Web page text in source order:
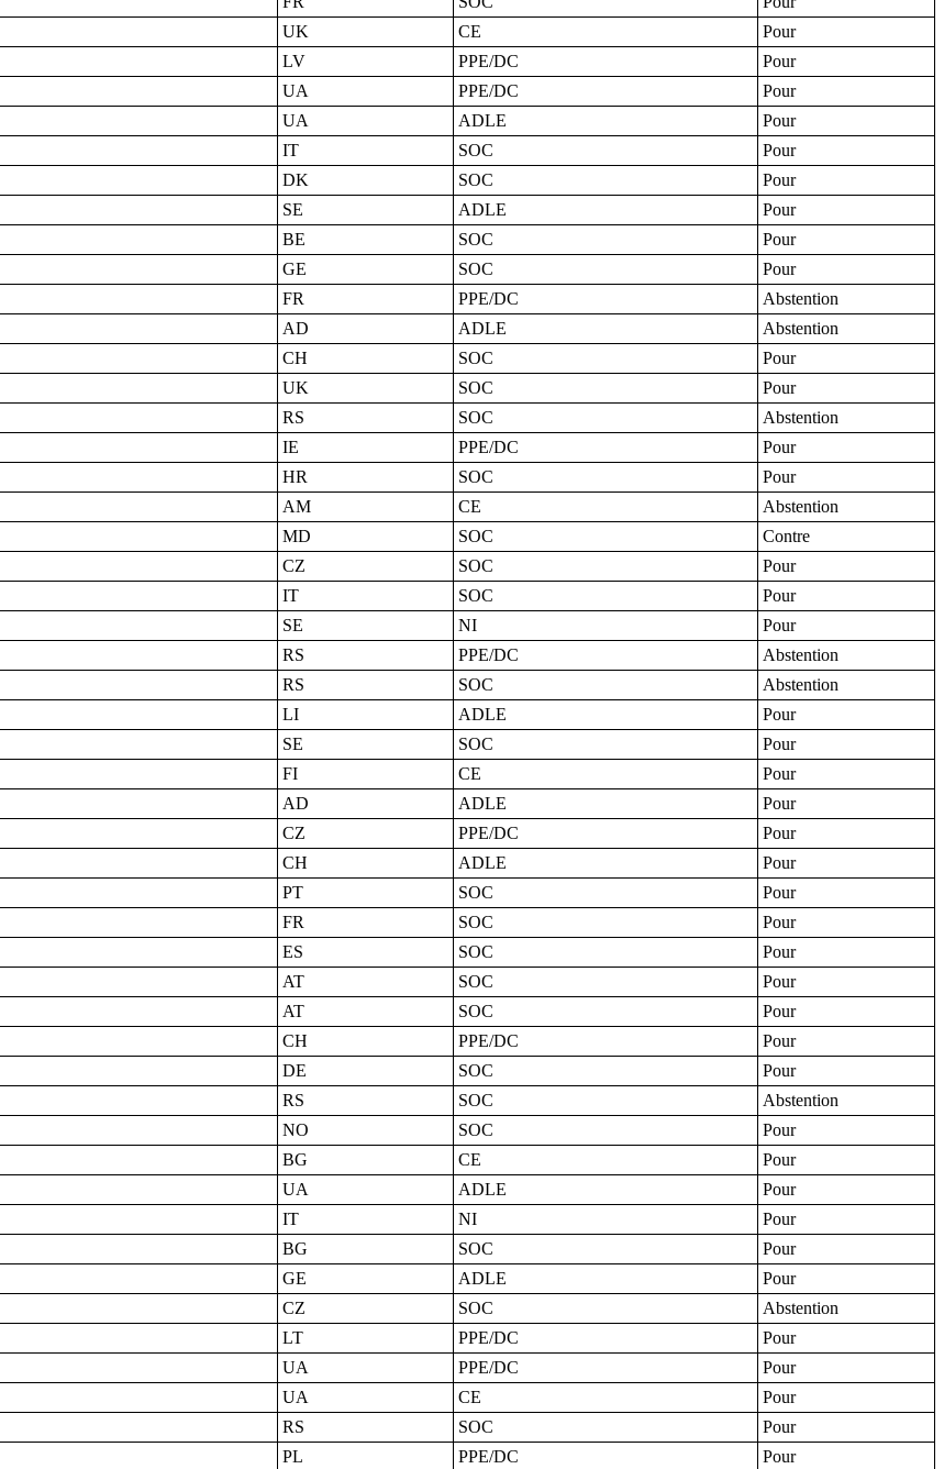
UK CE
Pour
LV PPE/DC
Pour
UA PPE/DC
Pour
UA ADLE
Pour
IT SOC
Pour
DK SOC
Pour
SE ADLE
Pour
BE SOC
Pour
GE SOC
Pour
FR PPE/DC
Abstention
AD ADLE
Abstention
CH SOC
Pour
UK SOC
Pour
RS SOC
Abstention
IE PPE/DC
Pour
HR SOC
Pour
AM CE
Abstention
MD SOC
Contre
CZ SOC
Pour
IT SOC
Pour
SE NI
Pour
RS PPE/DC
Abstention
RS SOC
Abstention
LI ADLE
Pour
SE SOC
Pour
FI CE
Pour
AD ADLE
Pour
CZ PPE/DC
Pour
CH ADLE
Pour
PT SOC
Pour
FR SOC
Pour
ES SOC
Pour
AT SOC
Pour
AT SOC
Pour
CH PPE/DC
Pour
DE SOC
Pour
RS SOC
Abstention
NO SOC
Pour
BG CE
Pour
UA ADLE
Pour
IT NI
Pour
BG SOC
Pour
GE ADLE
Pour
CZ SOC
Abstention
LT PPE/DC
Pour
UA PPE/DC
Pour
UA CE
Pour
RS SOC
Pour
PL PPE/DC Pour